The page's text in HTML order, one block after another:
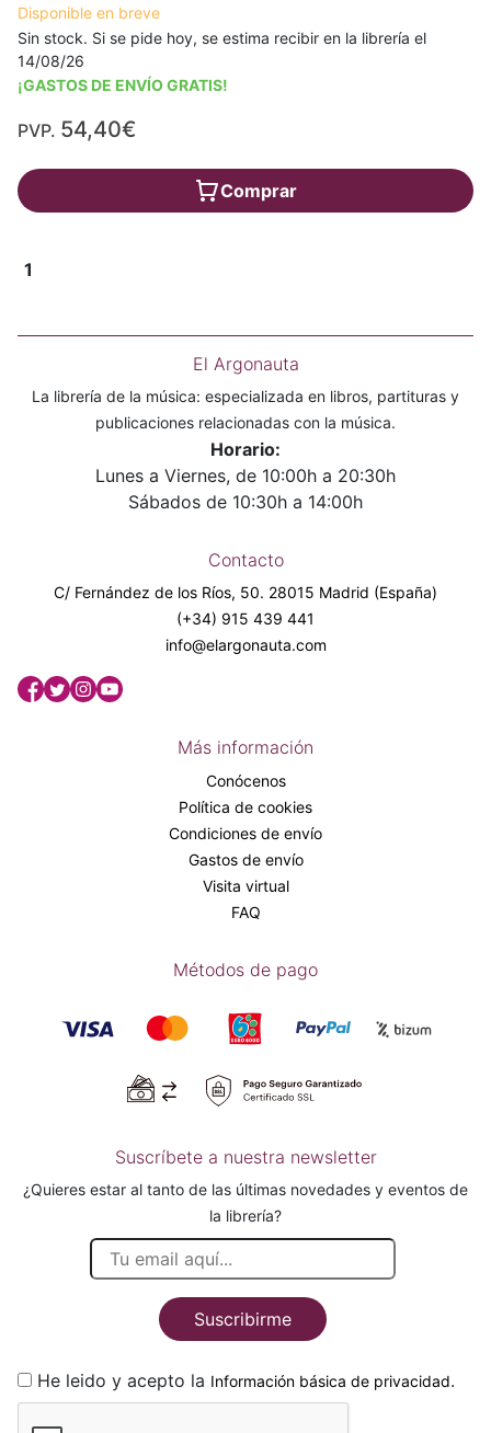
Disponible en breve
Sin stock. Si se pide hoy, se estima recibir en la librería el
14/08/26
¡GASTOS DE ENVÍO GRATIS!
PVP. 54,40€
Comprar
1
El Argonauta
La librería de la música: especializada en libros, partituras y
publicaciones relacionadas con la música.
Horario:
Lunes a Viernes, de 10:00h a 20:30h
Sábados de 10:30h a 14:00h
Contacto
C/ Fernández de los Ríos, 50. 28015 Madrid (España)
(+34) 915 439 441
info@elargonauta.com
Más información
Conócenos
Política de cookies
Condiciones de envío
Gastos de envío
Visita virtual
FAQ
Métodos de pago
Suscríbete a nuestra newsletter
¿Quieres estar al tanto de las últimas novedades y eventos de
la librería?
Suscribirme
He leido y acepto la Información básica de privacidad.